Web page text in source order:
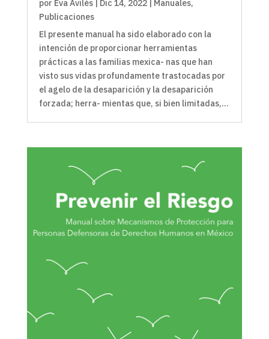
por Eva Avilés| Dic 14, 2022| Manuales,
Publicaciones
El presente manual ha sido elaborado con la
intención de proporcionar herramientas
prácticas a las familias mexica- nas que han
visto sus vidas profundamente trastocadas por
el agelo de la desaparición y la desaparición
forzada; herra- mientas que, si bien limitadas,...